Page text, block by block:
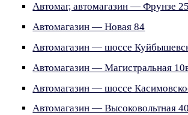
Автомаг, автомагазин — Фрунзе 25
Автомагазин — Новая 84
Автомагазин — шоссе
Автомагазин — Магистральная
Автомагазин — шоссе
Автомагазин — Высоковольтная 40